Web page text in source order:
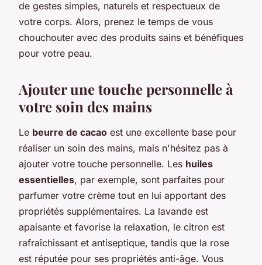
de gestes simples, naturels et respectueux de
votre corps. Alors, prenez le temps de vous
chouchouter avec des produits sains et bénéfiques
pour votre peau.
Ajouter une touche personnelle à
votre soin des mains
Le beurre de cacao est une excellente base pour
réaliser un soin des mains, mais n'hésitez pas à
ajouter votre touche personnelle. Les huiles
essentielles, par exemple, sont parfaites pour
parfumer votre crème tout en lui apportant des
propriétés supplémentaires. La lavande est
apaisante et favorise la relaxation, le citron est
rafraîchissant et antiseptique, tandis que la rose
est réputée pour ses propriétés anti-âge. Vous